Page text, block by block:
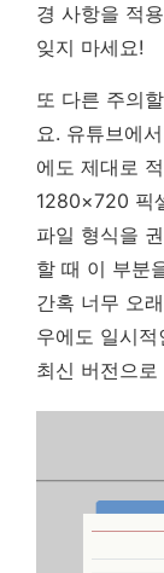
경 사항을 적
잊지 마세요!
또 다른 주의
요. 유튜브에
에도 제대로
1280×720 픽
파일 형식을
할 때 이 부분
간혹 너무 오
우에도 일시
최신 버전으